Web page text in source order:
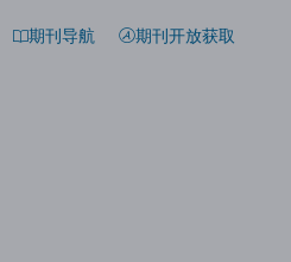
期刊导航 期刊开放获取